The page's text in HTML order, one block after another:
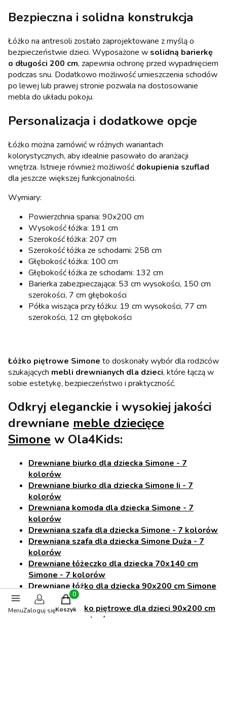
Bezpieczna i solidna konstrukcja
Łóżko na antresoli zostało zaprojektowane z myślą o
bezpieczeństwie dzieci. Wyposażone w solidną barierkę
o długości 200 cm, zapewnia ochronę przed wypadnięciem
podczas snu. Dodatkowo możliwość umieszczenia schodów
po lewej lub prawej stronie pozwala na dostosowanie
mebla do układu pokoju.
Personalizacja i dodatkowe opcje
Łóżko można zamówić w różnych wariantach
kolorystycznych, aby idealnie pasowało do aranżacji
wnętrza. Istnieje również możliwość dokupienia szuflad
dla jeszcze większej funkcjonalności.
Wymiary:
Powierzchnia spania: 90x200 cm
Wysokość łóżka: 191 cm
Szerokość łóżka: 207 cm
Szerokość łóżka ze schodami: 258 cm
Głębokość łóżka: 100 cm
Głębokość łóżka ze schodami: 132 cm
Barierka zabezpieczająca: 53 cm wysokości, 150 cm
szerokości, 7 cm głębokości
Półka wisząca przy łóżku: 19 cm wysokości, 77 cm
szerokości, 12 cm głębokości
Łóżko piętrowe Simone to doskonały wybór dla rodziców
szukających mebli drewnianych dla dzieci, które łączą w
sobie estetykę, bezpieczeństwo i praktyczność.
Odkryj eleganckie i wysokiej jakości
drewniane meble dziecięce
Simone w Ola4Kids:
Drewniane biurko dla dziecka Simone - 7
kolorów
Drewniane biurko dla dziecka Simone Ii - 7
kolorów
Drewniana komoda dla dziecka Simone - 7
kolorów
Drewniana szafa dla dziecka Simone - 7 kolorów
Drewniana szafa dla dziecka Simone Duża - 7
kolorów
Drewniane łóżeczko dla dziecka 70x140 cm
Simone - 7 kolorów
Drewniane łóżko dla dziecka 90x200 cm Simone
- 7 kolorów
Drewniane łóżko piętrowe dla dzieci 90x200 cm
Simone D - 7 kolorów
MenuZaloguj się
Produkty w koszyku: 0. Zobacz szczegóły
Koszyk